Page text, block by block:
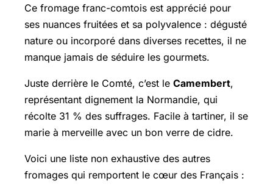
Ce fromage franc-comtois est apprécié pour
ses nuances fruitées et sa polyvalence : dégusté
nature ou incorporé dans diverses recettes, il ne
manque jamais de séduire les gourmets.
Juste derrière le Comté, c’est le Camembert,
représentant dignement la Normandie, qui
récolte 31 % des suffrages. Facile à tartiner, il se
marie à merveille avec un bon verre de cidre.
Voici une liste non exhaustive des autres
fromages qui remportent le cœur des Français :